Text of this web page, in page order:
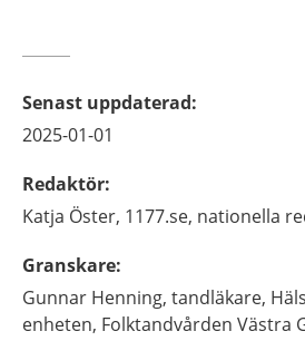
Senast uppdaterad:
2025-01-01
Redaktör:
Katja Öster, 1177.se, nationella
Granskare:
Gunnar Henning, tandläkare,
enheten, Folktandvården Västra